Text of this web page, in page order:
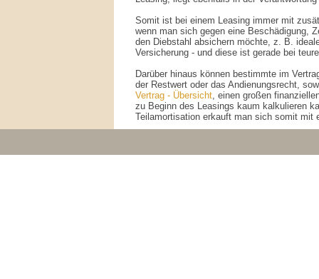
Somit ist bei einem Leasing immer mit
wenn man sich gegen eine Beschädigung,
den Diebstahl absichern möchte, z. B.
Versicherung - und diese ist gerade bei
Darüber hinaus können bestimmte im
der Restwert oder das Andienungsrecht,
Vertrag - Übersicht, einen großen
zu Beginn des Leasings kaum kalkulieren
Teilamortisation erkauft man sich somit mit